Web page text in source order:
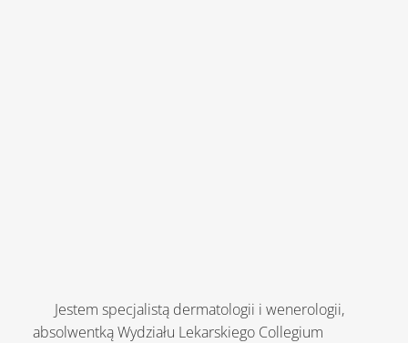
Jestem specjalistą dermatologii i wenerologii,
absolwentką Wydziału Lekarskiego Collegium